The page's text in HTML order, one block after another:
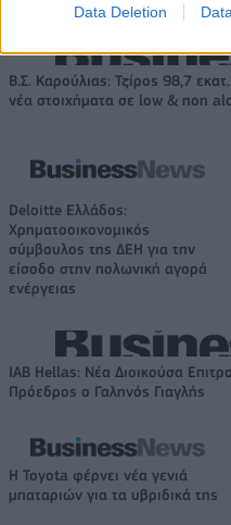
Data Deletion
Β.Σ. Καρούλιας: Τζίρος 98,7
νέα στοιχήματα σε low & non
Deloitte Ελλάδος:
Χρηματοοικονομικός
σύμβουλος της ΔΕΗ για την
είσοδο στην πολωνική αγορά
ενέργειας
IAB Hellas: Νέα Διοικούσα
Πρόεδρος ο Γαληνός Γιαγλής
Η Toyota φέρνει νέα γενιά
μπαταριών για τα υβριδικά της